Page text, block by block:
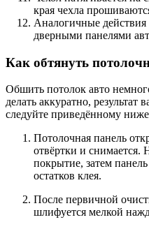
края чехла
Аналогичные действия
дверными панелями
Как обтянуть
Обшить потолок авто
делать аккуратно, результат
следуйте приведённому
Потолочная панель
отвёртки и снимается.
покрытие, затем
остатков клея.
После первичной
шлифуется мелкой